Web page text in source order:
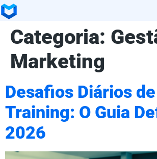
Categoria:
Marketing
Desafios Diários
Training: O Guia
2026